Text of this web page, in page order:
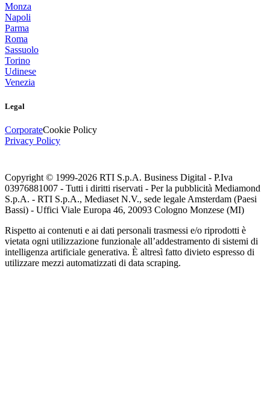
Monza
Napoli
Parma
Roma
Sassuolo
Torino
Udinese
Venezia
Legal
CorporateCookie Policy
Privacy Policy
Copyright © 1999-2026 RTI S.p.A. Business Digital - P.Iva
03976881007 - Tutti i diritti riservati - Per la pubblicità Mediamond
S.p.A. - RTI S.p.A., Mediaset N.V., sede legale Amsterdam (Paesi
Bassi) - Uffici Viale Europa 46, 20093 Cologno Monzese (MI)
Rispetto ai contenuti e ai dati personali trasmessi e/o riprodotti è
vietata ogni utilizzazione funzionale all’addestramento di sistemi di
intelligenza artificiale generativa. È altresì fatto divieto espresso di
utilizzare mezzi automatizzati di data scraping.